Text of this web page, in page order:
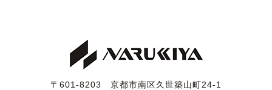
〒601-8203 京都市南区久世築山町24-1